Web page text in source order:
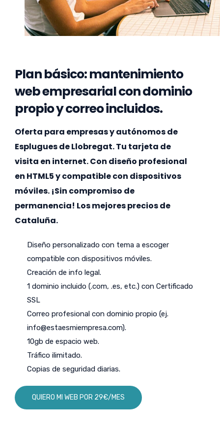
Plan básico: mantenimiento
web empresarial con dominio
propio y correo incluidos.
Oferta para empresas y autónomos de
Esplugues de Llobregat. Tu tarjeta de
visita en internet. Con diseño profesional
en HTML5 y compatible con dispositivos
móviles. ¡Sin compromiso de
permanencia! Los mejores precios de
Cataluña.
Diseño personalizado con tema a escoger
compatible con dispositivos móviles.
Creación de info legal.
1 dominio incluido (.com, .es, etc.) con Certificado
SSL
Correo profesional con dominio propio (ej.
info@estaesmiempresa.com).
10gb de espacio web.
Tráfico ilimitado.
Copias de seguridad diarias.
QUIERO MI WEB POR 29€/MES